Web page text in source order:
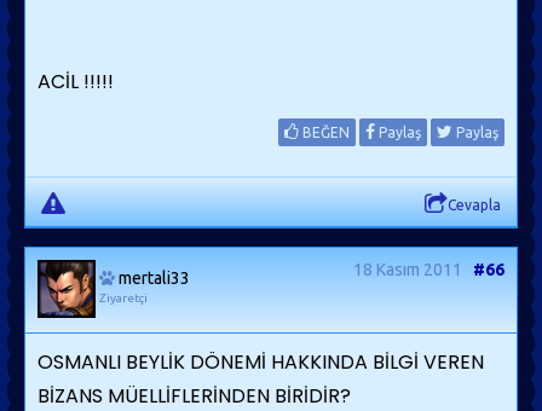
ACİL !!!!!
BEĞEN Paylaş Paylaş
Cevapla
mertali33
Ziyaretçi
18 Kasım 2011 #66
OSMANLI BEYLİK DÖNEMİ HAKKINDA BİLGİ VEREN
BİZANS MÜELLİFLERİNDEN BİRİDİR?